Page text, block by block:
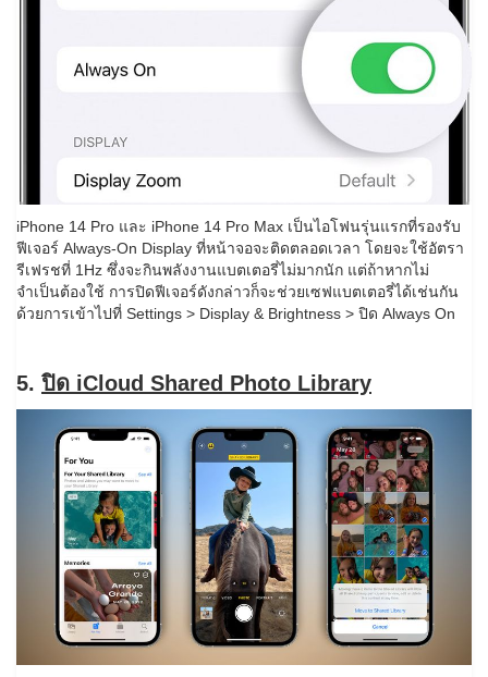
iPhone 14 Pro และ iPhone 14 Pro Max เป็นไอโฟนรุ่นแรกที่รองรับ
ฟีเจอร์ Always-On Display ที่หน้าจอจะติดตลอดเวลา โดยจะใช้อัตรา
รีเฟรชที่ 1Hz ซึ่งจะกินพลังงานแบตเตอรี่ไม่มากนัก แต่ถ้าหากไม่
จำเป็นต้องใช้ การปิดฟีเจอร์ดังกล่าวก็จะช่วยเซฟแบตเตอรี่ได้เช่นกัน
ด้วยการเข้าไปที่ Settings > Display & Brightness > ปิด Always On
5. ปิด iCloud Shared Photo Library